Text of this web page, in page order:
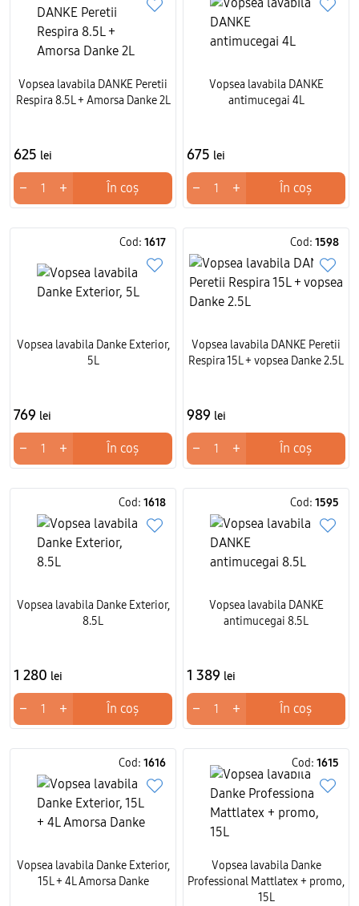
Vopsea lavabila DANKE Peretii
Respira 8.5L + Amorsa Danke 2L
625 lei
− + În coș
Vopsea lavabila DANKE
antimucegai 4L
675 lei
− + În coș
Cod: 1617
Vopsea lavabila Danke Exterior,
5L
769 lei
− + În coș
Cod: 1598
Vopsea lavabila DANKE Peretii
Respira 15L + vopsea Danke 2.5L
989 lei
− + În coș
Cod: 1618
Vopsea lavabila Danke Exterior,
8.5L
1 280 lei
− + În coș
Cod: 1595
Vopsea lavabila DANKE
antimucegai 8.5L
1 389 lei
− + În coș
Cod: 1616
Vopsea lavabila Danke Exterior,
15L + 4L Amorsa Danke
Cod: 1615
Vopsea lavabila Danke
Professional Mattlatex + promo,
15L